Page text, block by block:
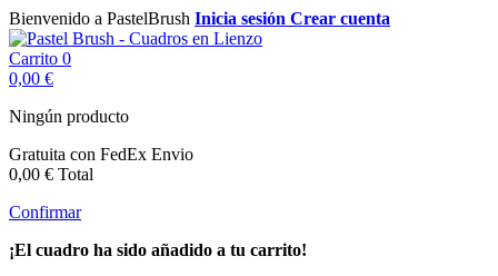
Bienvenido a PastelBrush Inicia sesión Crear cuenta
Carrito 0
0,00 €
Ningún producto
Gratuita con FedEx Envio
0,00 € Total
Confirmar
¡El cuadro ha sido añadido a tu carrito!